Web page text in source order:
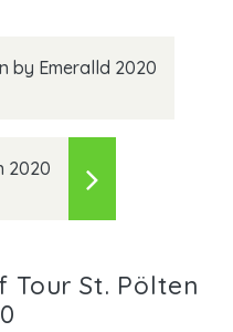
by Emeralld 2020
2020
Tour St. Pölten